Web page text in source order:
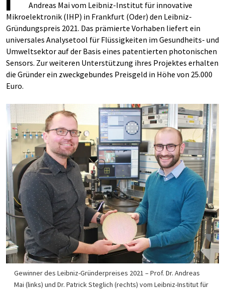
Andreas Mai vom Leibniz-Institut für innovative
Mikroelektronik (IHP) in Frankfurt (Oder) den Leibniz-
Gründungspreis 2021. Das prämierte Vorhaben liefert ein
universales Analysetool für Flüssigkeiten im Gesundheits- und
Umweltsektor auf der Basis eines patentierten photonischen
Sensors. Zur weiteren Unterstützung ihres Projektes erhalten
die Gründer ein zweckgebundes Preisgeld in Höhe von 25.000
Euro.
Gewinner des Leibniz-Gründerpreises 2021 – Prof. Dr. Andreas
Mai (links) und Dr. Patrick Steglich (rechts) vom Leibniz-Institut für